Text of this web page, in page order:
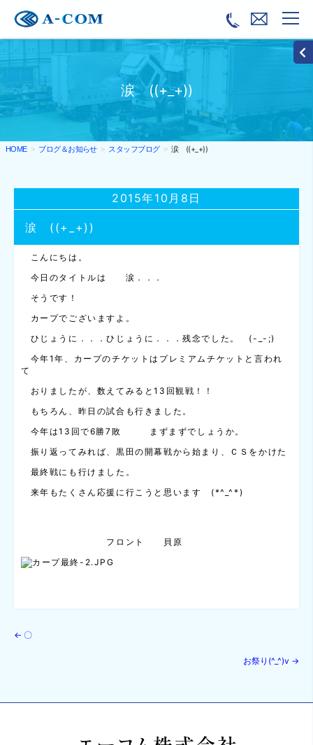
涙 ((+_+))
HOME ブログ＆お知らせ スタッフブログ 涙 ((+_+))
涙 ((+_+))
2015年10月8日
こんにちは。
今日のタイトルは 涙．．．
そうです！
カープでございますよ。
ひじょうに．．．ひじょうに．．．残念でした。 (-_-;)
今年1年、カープのチケットはプレミアムチケットと言われ
て
おりましたが、数えてみると13回観戦！！
もちろん、昨日の試合も行きました。
今年は13回で6勝7敗 まずまずでしょうか。
振り返ってみれば、黒田の開幕戦から始まり、ＣＳをかけた
最終戦にも行けました。
来年もたくさん応援に行こうと思います (*^_^*)
フロント 貝原
← 〇
お祭り(^_^)v →